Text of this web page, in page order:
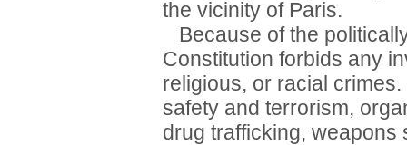
the vicinity of Paris.
Because of the
Constitution forbids any
religious, or racial
safety and terrorism,
drug trafficking, weapons